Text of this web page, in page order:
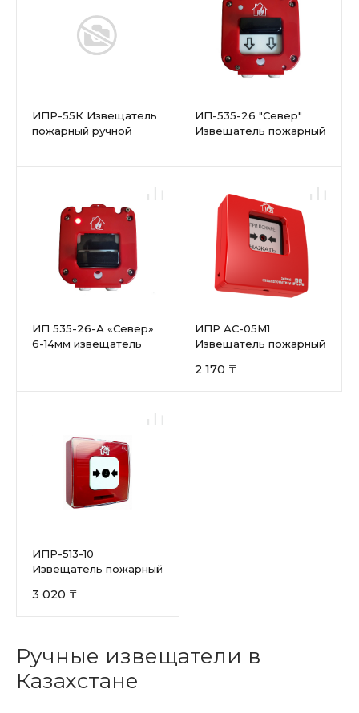
ИПР-55К Извещатель
пожарный ручной
ИП-535-26 "Север"
Извещатель пожарный
ИП 535-26-А «Север»
6-14мм извещатель
ИПР АС-05М1
Извещатель пожарный
2 170 ₸
ИПР-513-10
Извещатель пожарный
3 020 ₸
Ручные извещатели в
Казахстане